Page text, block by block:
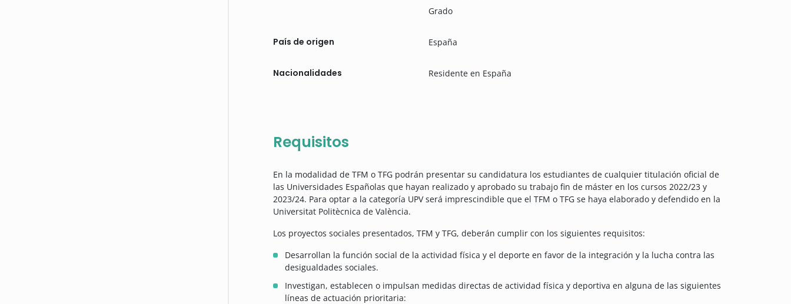
Grado
País de origen España
Nacionalidades Residente en España
Requisitos
En la modalidad de TFM o TFG podrán presentar su candidatura los estudiantes de cualquier titulación oficial de
las Universidades Españolas que hayan realizado y aprobado su trabajo fin de máster en los cursos 2022/23 y
2023/24. Para optar a la categoría UPV será imprescindible que el TFM o TFG se haya elaborado y defendido en la
Universitat Politècnica de València.
Los proyectos sociales presentados, TFM y TFG, deberán cumplir con los siguientes requisitos:
Desarrollan la función social de la actividad física y el deporte en favor de la integración y la lucha contra las
desigualdades sociales.
Investigan, establecen o impulsan medidas directas de actividad física y deportiva en alguna de las siguientes
líneas de actuación prioritaria: